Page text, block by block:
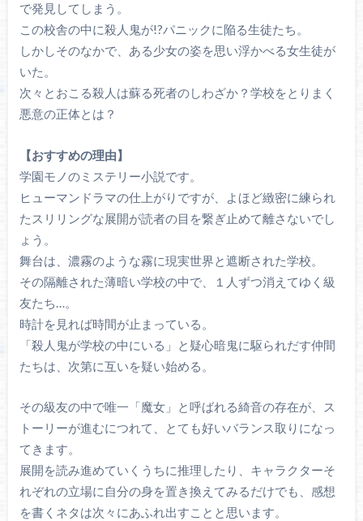
で発見してしまう。
この校舎の中に殺人鬼が!?パニックに陥る生徒たち。
しかしそのなかで、ある少女の姿を思い浮かべる女生徒が
いた。
次々とおこる殺人は蘇る死者のしわざか？学校をとりまく
悪意の正体とは？
【おすすめの理由】
学園モノのミステリー小説です。
ヒューマンドラマの仕上がりですが、よほど緻密に練られ
たスリリングな展開が読者の目を繋ぎ止めて離さないでし
ょう。
舞台は、濃霧のような霧に現実世界と遮断された学校。
その隔離された薄暗い学校の中で、１人ずつ消えてゆく級
友たち…。
時計を見れば時間が止まっている。
「殺人鬼が学校の中にいる」と疑心暗鬼に駆られだす仲間
たちは、次第に互いを疑い始める。
その級友の中で唯一「魔女」と呼ばれる綺音の存在が、ス
トーリーが進むにつれて、とても好いバランス取りになっ
てきます。
展開を読み進めていくうちに推理したり、キャラクターそ
れぞれの立場に自分の身を置き換えてみるだけでも、感想
を書くネタは次々にあふれ出すことと思います。